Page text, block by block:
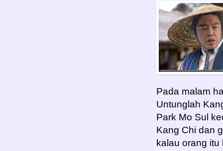
Pada malam
Untunglah
Park Mo Sul
Kang Chi dan
kalau orang